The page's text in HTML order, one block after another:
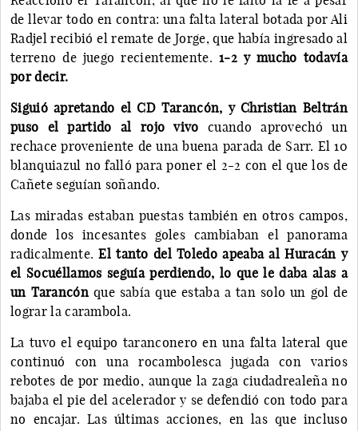
de llevar todo en contra: una falta lateral botada por Ali
Radjel recibió el remate de Jorge, que había ingresado al
terreno de juego recientemente. 1-2 y mucho todavía
por decir.
Siguió apretando el CD Tarancón, y Christian Beltrán
puso el partido al rojo vivo cuando aprovechó un
rechace proveniente de una buena parada de Sarr. El 10
blanquiazul no falló para poner el 2-2 con el que los de
Cañete seguían soñando.
Las miradas estaban puestas también en otros campos,
donde los incesantes goles cambiaban el panorama
radicalmente.El tanto del Toledo apeaba al Huracán y
el Socuéllamos seguía perdiendo, lo que le daba alas a
un Tarancón que sabía que estaba a tan solo un gol de
lograr la carambola.
La tuvo el equipo taranconero en una falta lateral que
continuó con una rocambolesca jugada con varios
rebotes de por medio, aunque la zaga ciudadrealeña no
bajaba el pie del acelerador y se defendió con todo para
no encajar. Las últimas acciones, en las que incluso